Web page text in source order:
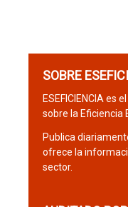
SOBRE
ESEFICIENCIA es
sobre la Eficiencia
Publica
ofrece la
sector.